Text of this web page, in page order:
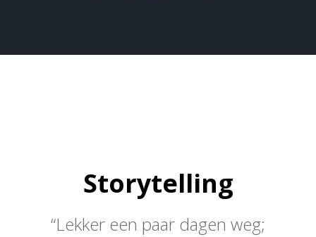
Storytelling
“Lekker een paar dagen weg;